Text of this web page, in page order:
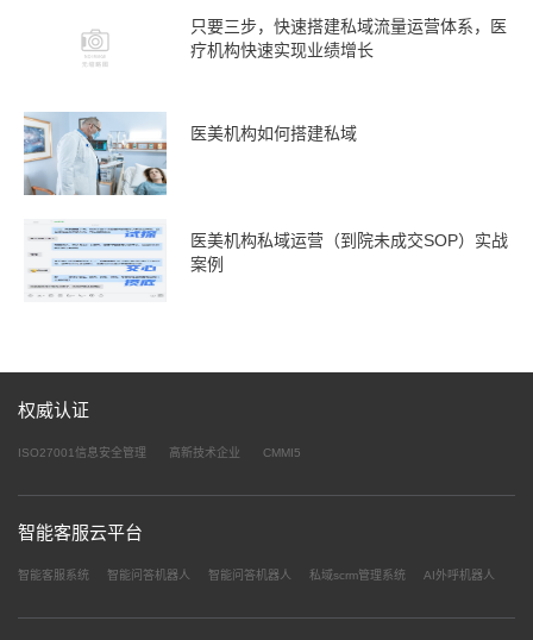
只要三步，快速搭建私域流量运营体系，医
疗机构快速实现业绩增长
医美机构如何搭建私域
医美机构私域运营（到院未成交SOP）实战
案例
权威认证
ISO27001信息安全管理 高新技术企业 CMMI5
智能客服云平台
智能客服系统 智能问答机器人 智能问答机器人 私域scrm管理系统 AI外呼机器人